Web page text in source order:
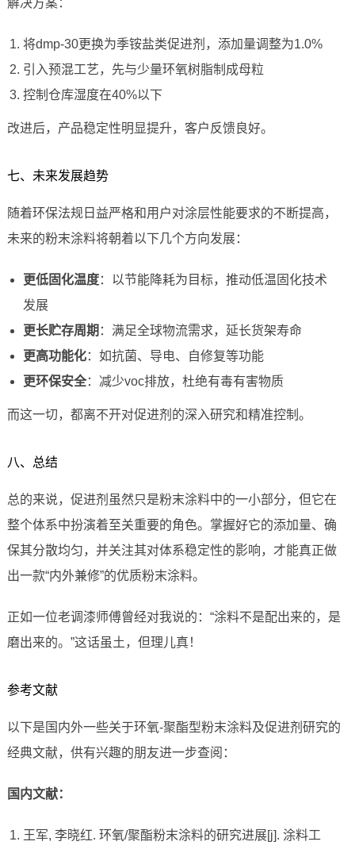
解决方案：
将dmp-30更换为季铵盐类促进剂，添加量调整为1.0%
引入预混工艺，先与少量环氧树脂制成母粒
控制仓库湿度在40%以下
改进后，产品稳定性明显提升，客户反馈良好。
七、未来发展趋势
随着环保法规日益严格和用户对涂层性能要求的不断提高，
未来的粉末涂料将朝着以下几个方向发展：
更低固化温度：以节能降耗为目标，推动低温固化技术
发展
更长贮存周期 ：满足全球物流需求，延长货架寿命
更高功能化：如抗菌、导电、自修复等功能
更环保安全：减少voc排放，杜绝有毒有害物质
而这一切，都离不开对促进剂的深入研究和精准控制。
八、总结
总的来说，促进剂虽然只是粉末涂料中的一小部分，但它在
整个体系中扮演着至关重要的角色。掌握好它的添加量、确
保其分散均匀，并关注其对体系稳定性的影响，才能真正做
出一款“内外兼修”的优质粉末涂料。
正如一位老调漆师傅曾经对我说的：“涂料不是配出来的，是
磨出来的。”这话虽土，但理儿真！
参考文献
以下是国内外一些关于环氧-聚酯型粉末涂料及促进剂研究的
经典文献，供有兴趣的朋友进一步查阅：
国内文献：
王军, 李晓红. 环氧/聚酯粉末涂料的研究进展[j]. 涂料工